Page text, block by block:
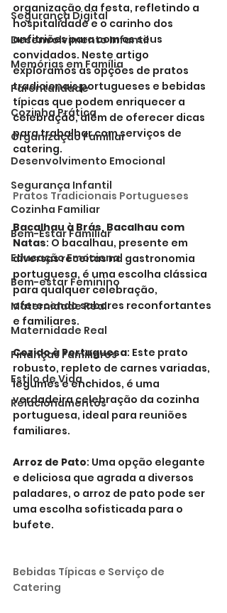
Segurança Digital
Desenvolvimento Infantil
Memórias em Família
Parentalidade
Cozinha Prática
Organização Familiar
Desenvolvimento Emocional
Segurança Infantil
Cozinha Familiar
Bem-Estar Familiar
Educação Emocional
Bem-estar Feminino
Maternidade Real
Maternidade Real
Finanças Familiares
Estilo de Vida
Relacionamentos
organização da festa, refletindo a
hospitalidade e o carinho dos
anfitriões para com os seus
convidados. Neste artigo
exploramos as opções de pratos
tradicionais portugueses e bebidas
típicas que podem enriquecer a
celebração, além de oferecer dicas
para trabalhar com serviços de
catering.
Pratos Tradicionais Portugueses
Bacalhau à Brás, Bacalhau com
Natas: O bacalhau, presente em
diversas receitas na gastronomia
portuguesa, é uma escolha clássica
para qualquer celebração,
oferecendo sabores reconfortantes
e familiares.
Cozido à Portuguesa: Este prato
robusto, repleto de carnes variadas,
legumes e enchidos, é uma
verdadeira celebração da cozinha
portuguesa, ideal para reuniões
familiares.
Arroz de Pato: Uma opção elegante
e deliciosa que agrada a diversos
paladares, o arroz de pato pode ser
uma escolha sofisticada para o
bufete.
Bebidas Típicas e Serviço de
Catering